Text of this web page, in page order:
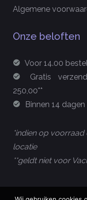
Algemene
Onze beloften
Voor 14.00
Gratis
250,00**
Binnen 14
*indien op
locatie
**geldt niet voor